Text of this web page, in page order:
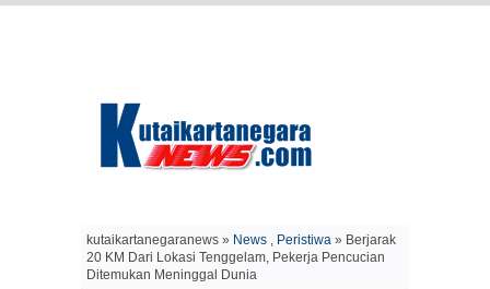
kutaikartanegaranews » News , Peristiwa » Berjarak
20 KM Dari Lokasi Tenggelam, Pekerja Pencucian
Ditemukan Meninggal Dunia